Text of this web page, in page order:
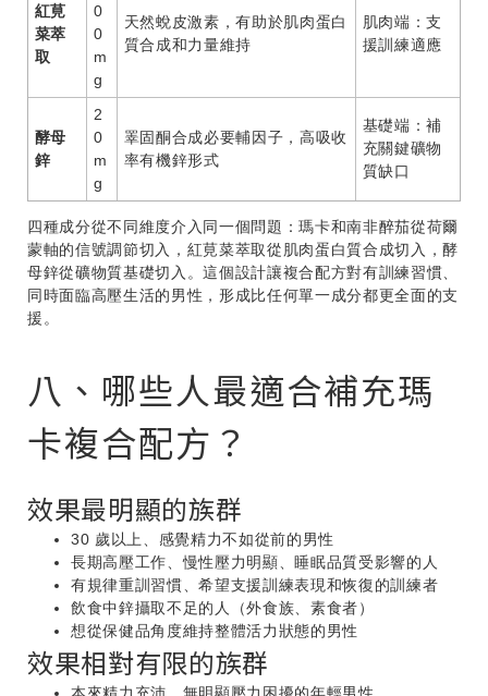
紅莧
菜萃
取
0
0
m
g
天然蛻皮激素，有助於肌肉蛋白
質合成和力量維持
肌肉端：支
援訓練適應
酵母
鋅
2
0
m
g
睪固酮合成必要輔因子，高吸收
率有機鋅形式
基礎端：補
充關鍵礦物
質缺口
四種成分從不同維度介入同一個問題：瑪卡和南非醉茄從荷爾
蒙軸的信號調節切入，紅莧菜萃取從肌肉蛋白質合成切入，酵
母鋅從礦物質基礎切入。這個設計讓複合配方對有訓練習慣、
同時面臨高壓生活的男性，形成比任何單一成分都更全面的支
援。
八、哪些人最適合補充瑪
卡複合配方？
效果最明顯的族群
30 歲以上、感覺精力不如從前的男性
長期高壓工作、慢性壓力明顯、睡眠品質受影響的人
有規律重訓習慣、希望支援訓練表現和恢復的訓練者
飲食中鋅攝取不足的人（外食族、素食者）
想從保健品角度維持整體活力狀態的男性
效果相對有限的族群
本來精力充沛、無明顯壓力困擾的年輕男性